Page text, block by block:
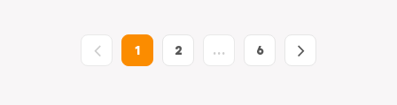
1 2 … 6